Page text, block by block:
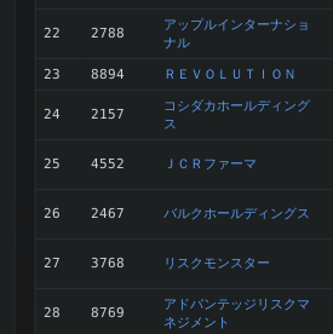
22 2788 アップルインターナショ
ナル
23 8894 ＲＥＶＯＬＵＴＩＯＮ
24 2157 コシダカホールディング
ス
25 4552 ＪＣＲファーマ
26 2467 バルクホールディングス
27 3768 リスクモンスター
28 8769 アドバンテッジリスクマ
ネジメント